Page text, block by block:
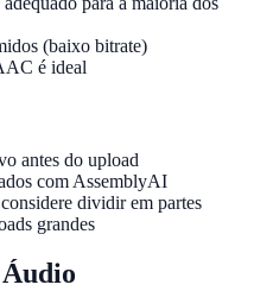
(baixo bitrate)
é ideal
antes do upload
com AssemblyAI
dividir em partes
grandes